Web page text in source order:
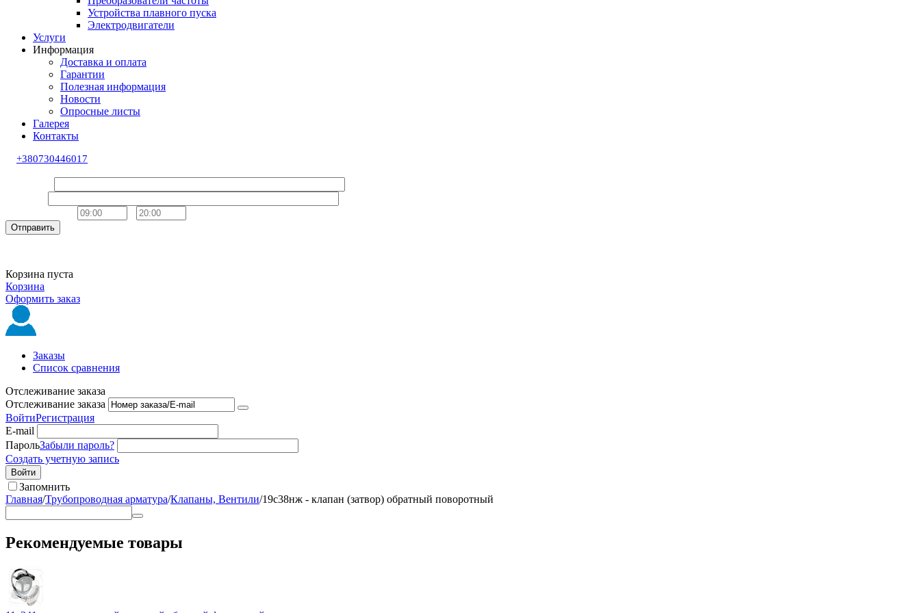
Устройства плавного пуска
Электродвигатели
Услуги
Информация
Доставка и оплата
Гарантии
Полезная информация
Новости
Опросные листы
Галерея
Контакты
+380730446017
Отправить
Корзина пуста
Корзина
Оформить заказ
Заказы
Список сравнения
Отслеживание заказа
Отслеживание заказа
ВойтиРегистрация
E-mail
ПарольЗабыли пароль?
Создать учетную запись
Войти
Запомнить
Главная/Трубопроводная арматура/Клапаны, Вентили/19с38нж - клапан (затвор) обратный поворотный
Рекомендуемые товары